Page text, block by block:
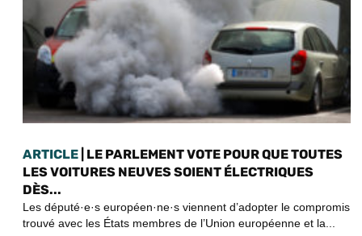
ARTICLE | LE PARLEMENT VOTE POUR QUE TOUTES
LES VOITURES NEUVES SOIENT ÉLECTRIQUES
DÈS...
Les député·e·s européen·ne·s viennent d’adopter le compromis
trouvé avec les États membres de l’Union européenne et la...